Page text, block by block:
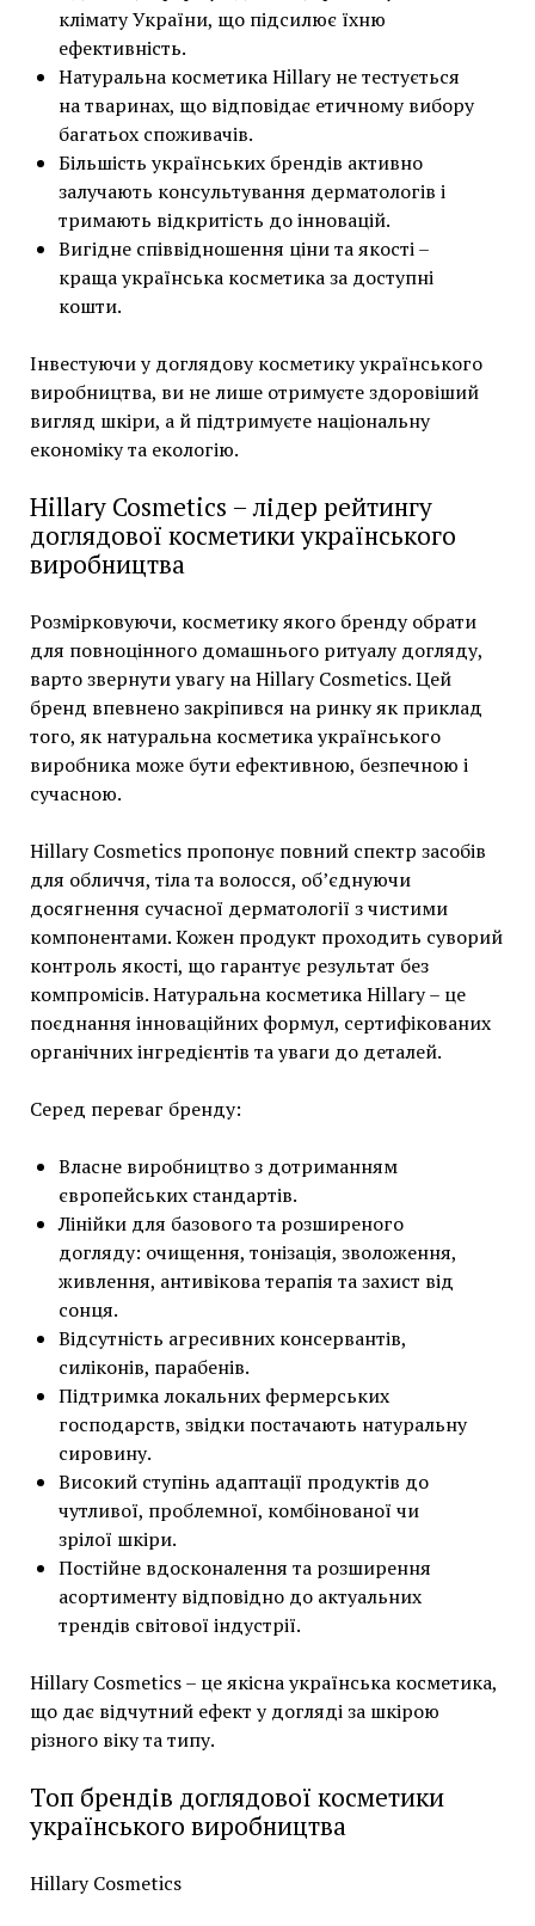
клімату України, що підсилює їхню
ефективність.
Натуральна косметика Hillary не тестується
на тваринах, що відповідає етичному вибору
багатьох споживачів.
Більшість українських брендів активно
залучають консультування дерматологів і
тримають відкритість до інновацій.
Вигідне співвідношення ціни та якості –
краща українська косметика за доступні
кошти.
Інвестуючи у доглядову косметику українського
виробництва, ви не лише отримуєте здоровіший
вигляд шкіри, а й підтримуєте національну
економіку та екологію.
Hillary Cosmetics – лідер рейтингу
доглядової косметики українського
виробництва
Розмірковуючи, косметику якого бренду обрати
для повноцінного домашнього ритуалу догляду,
варто звернути увагу на Hillary Cosmetics. Цей
бренд впевнено закріпився на ринку як приклад
того, як натуральна косметика українського
виробника може бути ефективною, безпечною і
сучасною.
Hillary Cosmetics пропонує повний спектр засобів
для обличчя, тіла та волосся, об’єднуючи
досягнення сучасної дерматології з чистими
компонентами. Кожен продукт проходить суворий
контроль якості, що гарантує результат без
компромісів. Натуральна косметика Hillary – це
поєднання інноваційних формул, сертифікованих
органічних інгредієнтів та уваги до деталей.
Серед переваг бренду:
Власне виробництво з дотриманням
європейських стандартів.
Лінійки для базового та розширеного
догляду: очищення, тонізація, зволоження,
живлення, антивікова терапія та захист від
сонця.
Відсутність агресивних консервантів,
силіконів, парабенів.
Підтримка локальних фермерських
господарств, звідки постачають натуральну
сировину.
Високий ступінь адаптації продуктів до
чутливої, проблемної, комбінованої чи
зрілої шкіри.
Постійне вдосконалення та розширення
асортименту відповідно до актуальних
трендів світової індустрії.
Hillary Cosmetics – це якісна українська косметика,
що дає відчутний ефект у догляді за шкірою
різного віку та типу.
Топ брендів доглядової косметики
українського виробництва
Hillary Cosmetics